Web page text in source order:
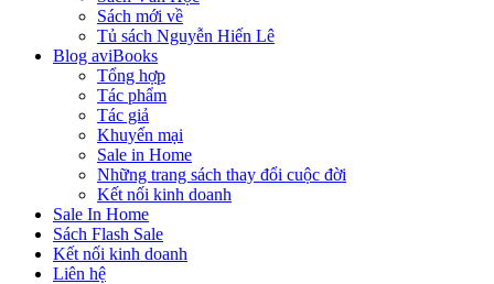
Sách mới về
Tủ sách Nguyễn Hiến Lê
Blog aviBooks
Tổng hợp
Tác phẩm
Tác giả
Khuyến mại
Sale in Home
Những trang sách thay đổi cuộc đời
Kết nối kinh doanh
Sale In Home
Sách Flash Sale
Kết nối kinh doanh
Liên hệ